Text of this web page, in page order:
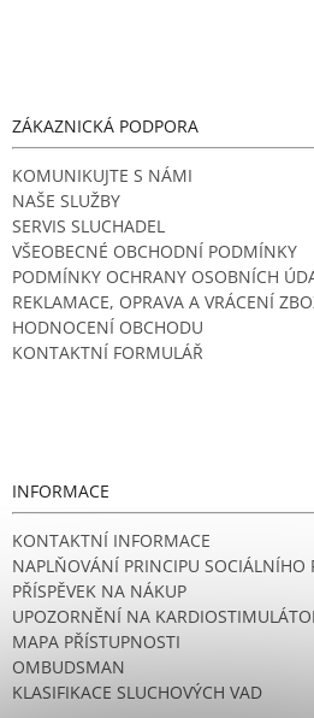
ZÁKAZNICKÁ PODPORA
KOMUNIKUJTE S NÁMI
NAŠE SLUŽBY
SERVIS SLUCHADEL
VŠEOBECNÉ OBCHODNÍ PODMÍNKY
PODMÍNKY OCHRANY OSOBNÍCH
REKLAMACE, OPRAVA A VRÁCENÍ
HODNOCENÍ OBCHODU
KONTAKTNÍ FORMULÁŘ
INFORMACE
KONTAKTNÍ INFORMACE
NAPLŇOVÁNÍ PRINCIPU SOCIÁLNÍHO
PŘÍSPĚVEK NA NÁKUP
UPOZORNĚNÍ NA
MAPA PŘÍSTUPNOSTI
OMBUDSMAN
KLASIFIKACE SLUCHOVÝCH VAD